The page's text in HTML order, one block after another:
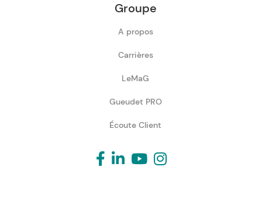
Groupe
A propos
Carrières
LeMaG
Gueudet PRO
Écoute Client